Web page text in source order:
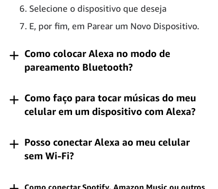
Selecione o dispositivo que deseja
E, por fim, em Parear um Novo Dispositivo.
Como colocar Alexa no modo de
pareamento Bluetooth?
Como faço para tocar músicas do meu
celular em um dispositivo com Alexa?
Posso conectar Alexa ao meu celular
sem Wi-Fi?
Como conectar Spotify, Amazon Music ou outros